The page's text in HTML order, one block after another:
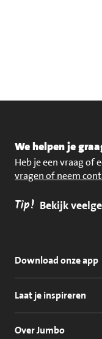
We helpen je
Heb je een vraag of
vragen of neem
Tip! Bekijk
Download onze app
Laat je inspireren
Over Jumbo